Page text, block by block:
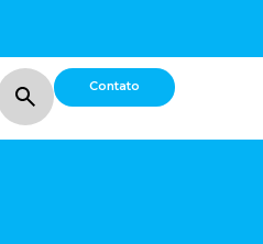
Contato